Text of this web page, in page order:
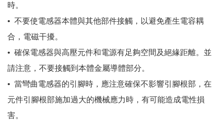
時。
• 不要使電感器本體與其他部件接觸，以避免產生電容耦
合，電磁干擾。
• 確保電感器與高壓元件和電源有足夠空間及絕緣距離。並
請注意，不要接觸到本體金屬導體部分。
• 當彎曲電感器的引腳時，應注意確保不影響引腳根部，在
元件引腳根部施加過大的機械應力時，有可能造成電性損
害。